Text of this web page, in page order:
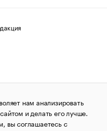
авторских прав
1995–2026.Сообщения
«РБК»
службой по надзору в сфере
и массовых
нам анализировать
и делать его лучше.
вы соглашаетесь с